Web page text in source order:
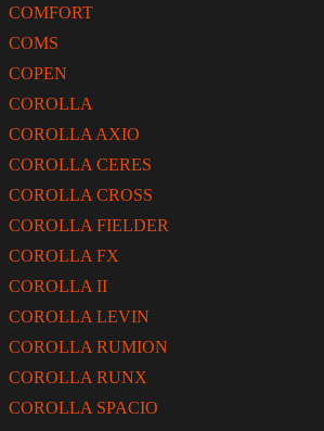
COMFORT
COMS
COPEN
COROLLA
COROLLA AXIO
COROLLA CERES
COROLLA CROSS
COROLLA FIELDER
COROLLA FX
COROLLA II
COROLLA LEVIN
COROLLA RUMION
COROLLA RUNX
COROLLA SPACIO